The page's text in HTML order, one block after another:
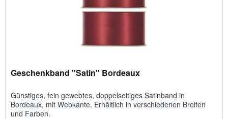
Geschenkband "Satin" Bordeaux
Günstiges, fein gewebtes, doppelseitiges Satinband in
Bordeaux, mit Webkante. Erhältlich in verschiedenen Breiten
und Farben.